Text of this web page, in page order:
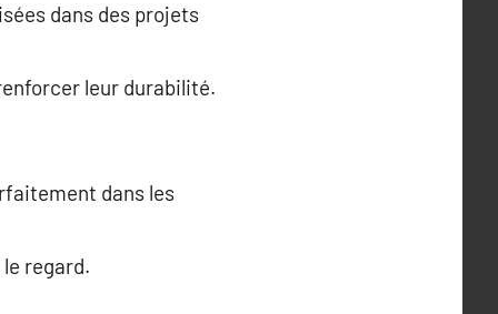
dans des projets
leur durabilité.
dans les
regard.